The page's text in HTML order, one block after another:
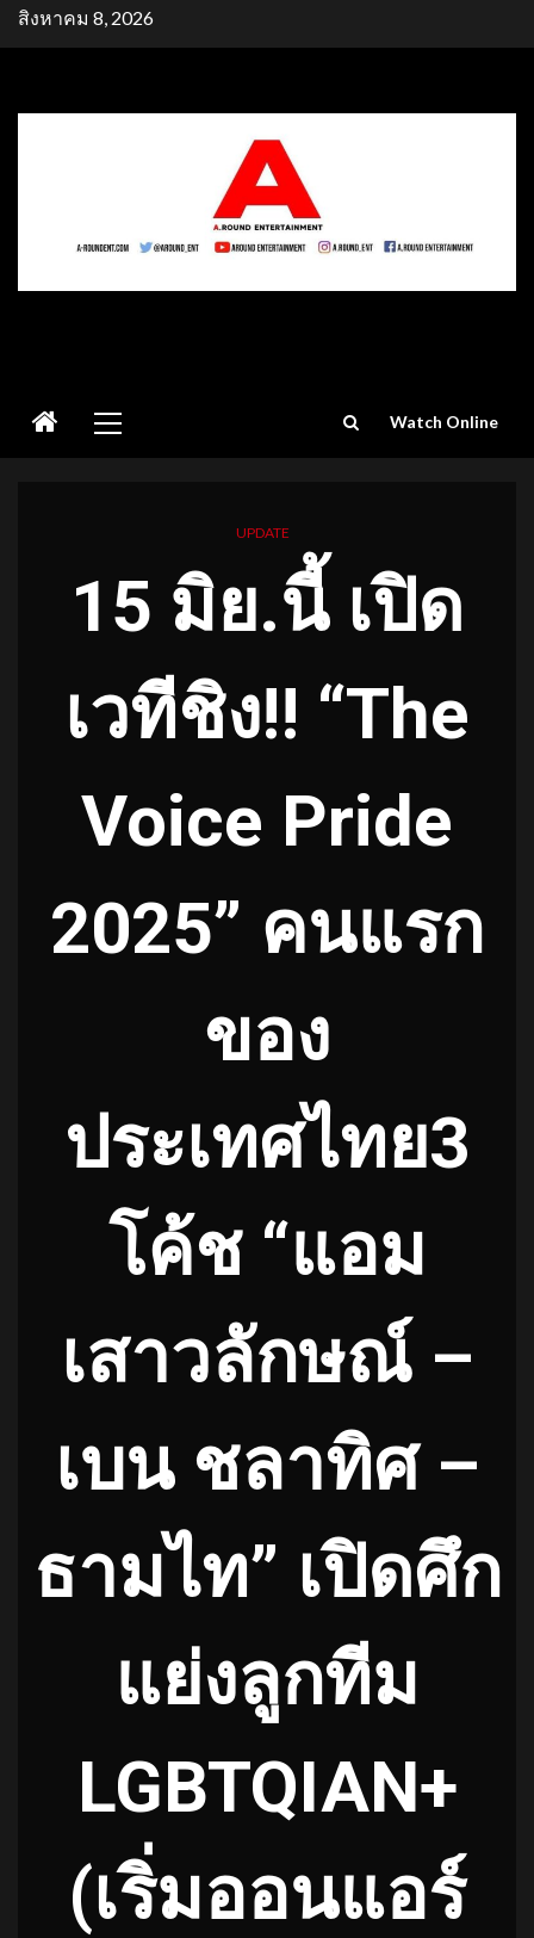
Skipสิงหาคม 8, 2026
Menu
Watch Online
UPDATE
15 มิย.นี้ เปิด
เวทีชิง!! “The
Voice Pride
2025” คนแรก
ของ
ประเทศไทย3
โค้ช “แอม
เสาวลักษณ์ –
เบน ชลาทิศ –
ธามไท” เปิดศึก
แย่งลูกทีม
LGBTQIAN+
(เริ่มออนแอร์